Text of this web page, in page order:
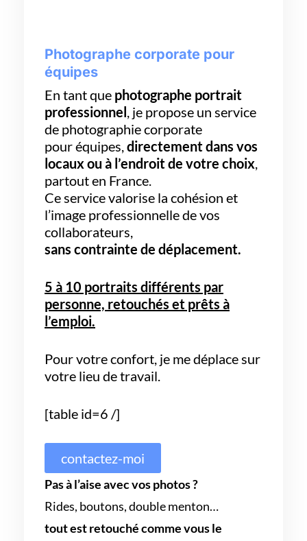
Photographe corporate pour
équipes
En tant que photographe portrait
professionnel , je propose un service
de photographie corporate
pour équipes, directement dans vos
locaux ou à l’endroit de votre choix
partout en France.
Ce service valorise la cohésion et
l’image professionnelle de vos
collaborateurs,
sans contrainte de déplacement.
5 à 10 portraits différents par
personne, retouchés et prêts à
l’emploi.
Pour votre confort, je me déplace sur
votre lieu de travail.
[table id=6 /]
contactez-moi
Pas à l’aise avec vos photos ?
Rides, boutons, double menton…
tout est retouché comme vous le